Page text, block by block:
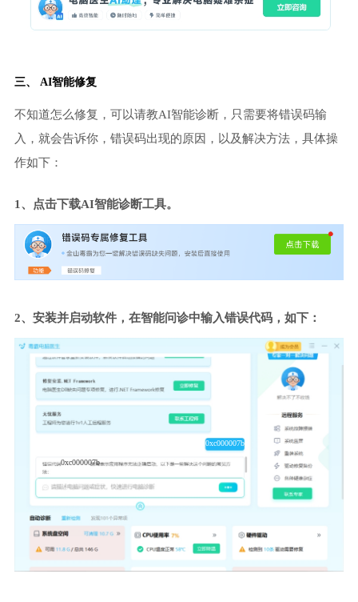
三、 AI智能修复
不知道怎么修复，可以请教AI智能诊断，只需要将错误码输
入，就会告诉你，错误码出现的原因，以及解决方法，具体操
作如下：
1、点击下载AI智能诊断工具。
2、安装并启动软件，在智能问诊中输入错误代码，如下：
0xc000007b
0xc000007b